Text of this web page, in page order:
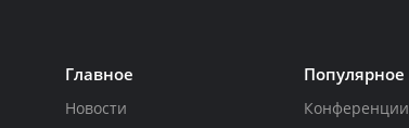
Главное
Новости
Популярное
Конференции